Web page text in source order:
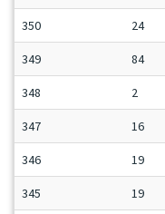
350 24
349 84
348 2
347 16
346 19
345 19